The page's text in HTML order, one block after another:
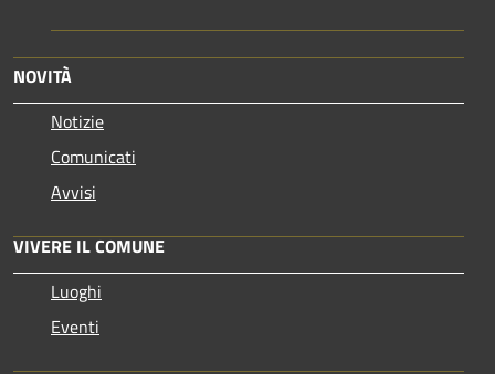
NOVITÀ
Notizie
Comunicati
Avvisi
VIVERE IL COMUNE
Luoghi
Eventi